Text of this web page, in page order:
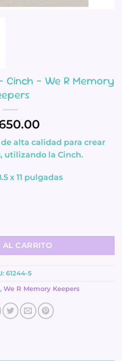
Cinch – We R Memory
alta calidad para crear
utilizando la Cinch.
x 11 pulgadas
We R Memory Keepers cantidad
CARRITO
61244-5
, We R Memory Keepers